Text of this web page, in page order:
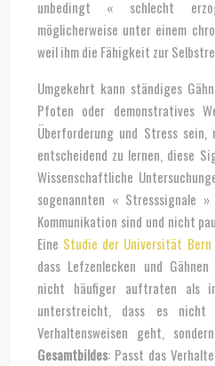
unbedingt « schlecht
möglicherweise unter einem
weil ihm die Fähigkeit zur
Umgekehrt kann ständiges
Pfoten oder demonstratives
Überforderung und Stress
entscheidend zu lernen, diese
Wissenschaftliche
sogenannten « Stresssignale
Kommunikation sind und nicht
Eine Studie der Universität Bern
dass Lefzenlecken und
nicht häufiger auftraten als
unterstreicht, dass es nicht
Verhaltensweisen geht,
Gesamtbildes: Passt das